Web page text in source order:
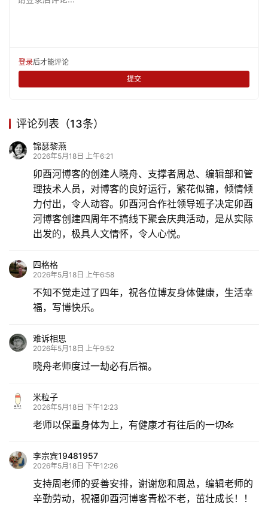
儿
娱
题
登录后才能评论
提交
评论列表（13条）
锦瑟黎燕
2026年5月18日 上午6:21
卯酉河博客的创建人晓舟、支撑者周总、编辑部和管
理技术人员，对博客的良好运行，繁花似锦，倾情倾
力付出，令人动容。卯酉河合作社领导班子决定卯酉
河博客创建四周年不搞线下聚会庆典活动，是从实际
出发的，极具人文情怀，令人心悦。
四格格
2026年5月18日 上午6:58
不知不觉走过了四年，祝各位博友身体健康，生活幸
福，写博快乐。
难诉相思
2026年5月18日 上午9:52
晓舟老师度过一劫必有后福。
米粒子
2026年5月18日 下午12:23
老师以保重身体为上，有健康才有往后的一切🎋
李宗宾19481957
2026年5月18日 下午12:26
支持周老师的妥善安排，谢谢您和周总，编辑老师的
辛勤劳动，祝福卯酉河博客青松不老，茁壮成长！！